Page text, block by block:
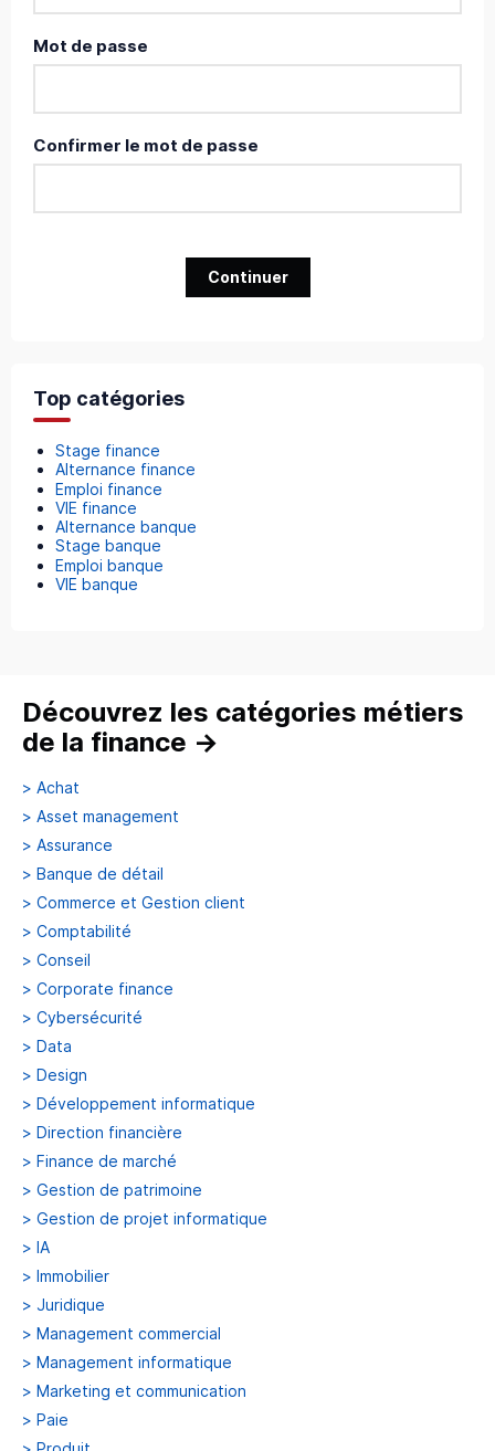
Mot de passe
Confirmer le mot de passe
Continuer
Top catégories
Stage finance
Alternance finance
Emploi finance
VIE finance
Alternance banque
Stage banque
Emploi banque
VIE banque
Découvrez les catégories métiers
de la finance →
> Achat
> Asset management
> Assurance
> Banque de détail
> Commerce et Gestion client
> Comptabilité
> Conseil
> Corporate finance
> Cybersécurité
> Data
> Design
> Développement informatique
> Direction financière
> Finance de marché
> Gestion de patrimoine
> Gestion de projet informatique
> IA
> Immobilier
> Juridique
> Management commercial
> Management informatique
> Marketing et communication
> Paie